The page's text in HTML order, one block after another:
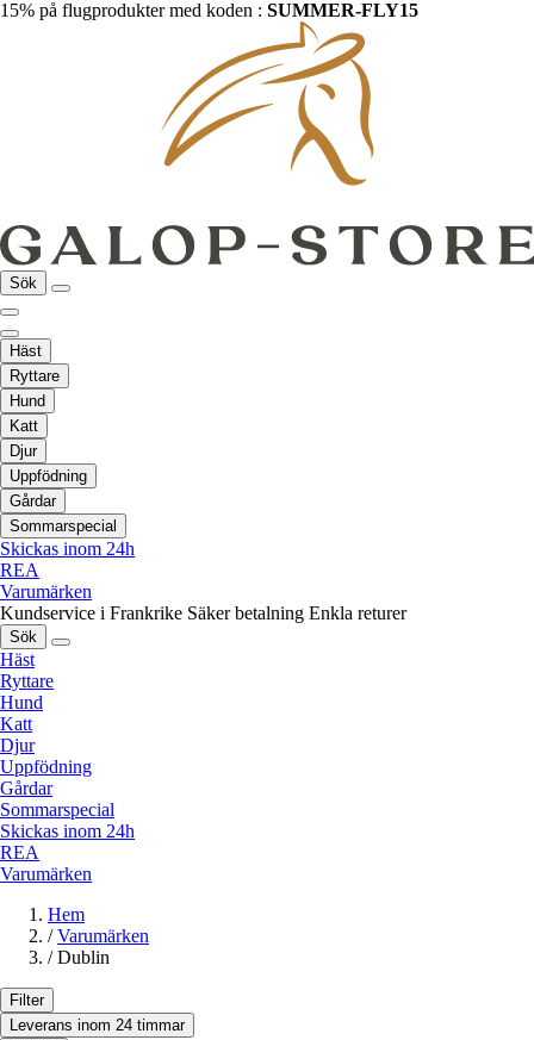
15% på flugprodukter med koden : SUMMER-FLY15
Sök
Häst
Ryttare
Hund
Katt
Djur
Uppfödning
Gårdar
Sommarspecial
Skickas inom 24h
REA
Varumärken
Kundservice i Frankrike Säker betalning Enkla returer
Sök
Häst
Ryttare
Hund
Katt
Djur
Uppfödning
Gårdar
Sommarspecial
Skickas inom 24h
REA
Varumärken
Hem
/ Varumärken
/ Dublin
Filter
Leverans inom 24 timmar